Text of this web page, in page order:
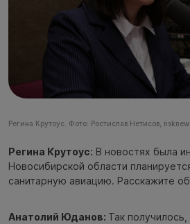
Регина Крутоус. Фото: Ростислав Нетисов,
Регина Крутоус: В новостях была
Новосибирской области
санитарную авиацию. Расскажите
Анатолий Юданов: Так